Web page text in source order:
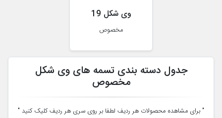
وی شکل 19
مخصوص
جدول دسته بندی تسمه های وی شکل
مخصوص
" برای مشاهده محصولات هر ردیف لطفا بر روی سری هر ردیف کلیک کنید "